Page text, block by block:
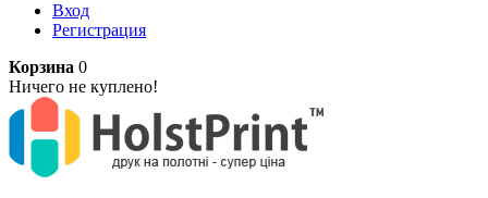
Вход
Регистрация
Корзина 0
Ничего не куплено!